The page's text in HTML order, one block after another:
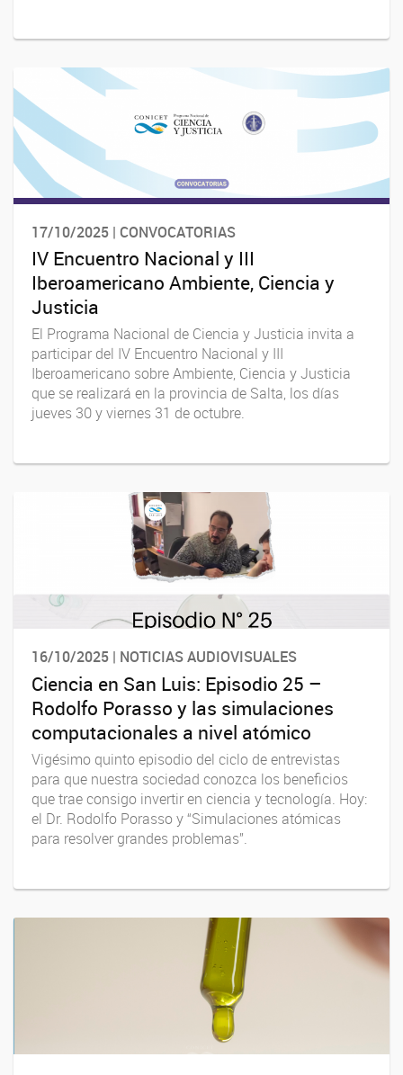
17/10/2025 | CONVOCATORIAS
IV Encuentro Nacional y III
Iberoamericano Ambiente, Ciencia y
Justicia
El Programa Nacional de Ciencia y Justicia invita a
participar del IV Encuentro Nacional y III
Iberoamericano sobre Ambiente, Ciencia y Justicia
que se realizará en la provincia de Salta, los días
jueves 30 y viernes 31 de octubre.
16/10/2025 | NOTICIAS AUDIOVISUALES
Ciencia en San Luis: Episodio 25 –
Rodolfo Porasso y las simulaciones
computacionales a nivel atómico
Vigésimo quinto episodio del ciclo de entrevistas
para que nuestra sociedad conozca los beneficios
que trae consigo invertir en ciencia y tecnología. Hoy:
el Dr. Rodolfo Porasso y “Simulaciones atómicas
para resolver grandes problemas”.